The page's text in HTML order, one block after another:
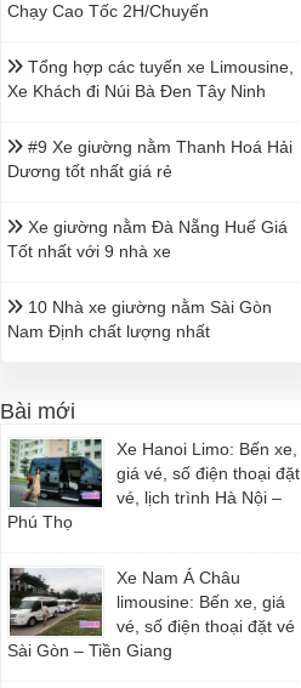
Chạy Cao Tốc 2H/Chuyến
Tổng hợp các tuyến xe Limousine,
Xe Khách đi Núi Bà Đen Tây Ninh
#9 Xe giường nằm Thanh Hoá Hải
Dương tốt nhất giá rẻ
Xe giường nằm Đà Nẵng Huế Giá
Tốt nhất với 9 nhà xe
10 Nhà xe giường nằm Sài Gòn
Nam Định chất lượng nhất
Bài mới
Xe Hanoi Limo: Bến xe,
giá vé, số điện thoại đặt
vé, lịch trình Hà Nội –
Phú Thọ
Xe Nam Á Châu
limousine: Bến xe, giá
vé, số điện thoại đặt vé
Sài Gòn – Tiền Giang